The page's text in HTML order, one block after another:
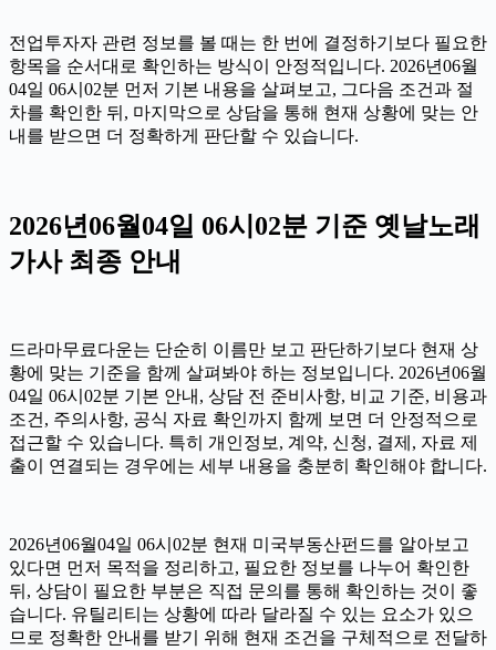
전업투자자 관련 정보를 볼 때는 한 번에 결정하기보다 필요한
항목을 순서대로 확인하는 방식이 안정적입니다. 2026년06월
04일 06시02분 먼저 기본 내용을 살펴보고, 그다음 조건과 절
차를 확인한 뒤, 마지막으로 상담을 통해 현재 상황에 맞는 안
내를 받으면 더 정확하게 판단할 수 있습니다.
2026년06월04일 06시02분 기준 옛날노래
가사 최종 안내
드라마무료다운는 단순히 이름만 보고 판단하기보다 현재 상
황에 맞는 기준을 함께 살펴봐야 하는 정보입니다. 2026년06월
04일 06시02분 기본 안내, 상담 전 준비사항, 비교 기준, 비용과
조건, 주의사항, 공식 자료 확인까지 함께 보면 더 안정적으로
접근할 수 있습니다. 특히 개인정보, 계약, 신청, 결제, 자료 제
출이 연결되는 경우에는 세부 내용을 충분히 확인해야 합니다.
2026년06월04일 06시02분 현재 미국부동산펀드를 알아보고
있다면 먼저 목적을 정리하고, 필요한 정보를 나누어 확인한
뒤, 상담이 필요한 부분은 직접 문의를 통해 확인하는 것이 좋
습니다. 유틸리티는 상황에 따라 달라질 수 있는 요소가 있으
므로 정확한 안내를 받기 위해 현재 조건을 구체적으로 전달하